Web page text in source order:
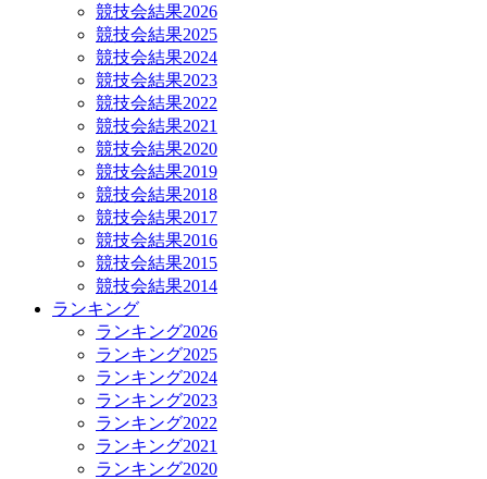
競技会結果2026
競技会結果2025
競技会結果2024
競技会結果2023
競技会結果2022
競技会結果2021
競技会結果2020
競技会結果2019
競技会結果2018
競技会結果2017
競技会結果2016
競技会結果2015
競技会結果2014
ランキング
ランキング2026
ランキング2025
ランキング2024
ランキング2023
ランキング2022
ランキング2021
ランキング2020